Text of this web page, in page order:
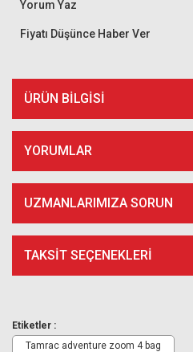
Yorum Yaz
Fiyatı Düşünce Haber Ver
ÜRÜN BILGISI
YORUMLAR
UZMANLARIMIZA SORUN
TAKSIT SEÇENEKLERI
Etiketler :
Tamrac adventure zoom 4 bag